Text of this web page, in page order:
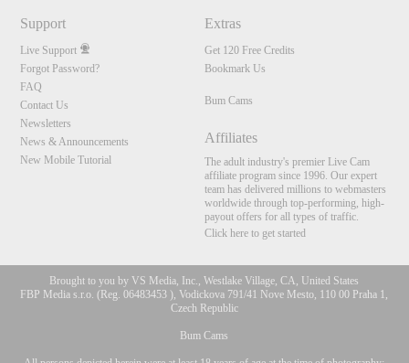
Support
Live Support
Forgot Password?
FAQ
Contact Us
Newsletters
News & Announcements
New Mobile Tutorial
Extras
Get 120 Free Credits
Bookmark Us
Bum Cams
Affiliates
The adult industry's premier Live Cam
affiliate program since 1996. Our expert
team has delivered millions to webmasters
worldwide through top-performing, high-
payout offers for all types of traffic.
Click here to get started
Brought to you by VS Media, Inc., Westlake Village, CA, United States
FBP Media s.r.o. (Reg. 06483453 ), Vodickova 791/41 Nove Mesto, 110 00 Praha 1,
Czech Republic
Bum Cams
10:00